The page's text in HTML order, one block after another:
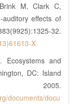
M, Clark C,
effects of
32.
X
Ecosystems and
DC: Island
documents/docu